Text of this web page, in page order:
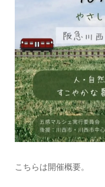
こちらは開催概要。